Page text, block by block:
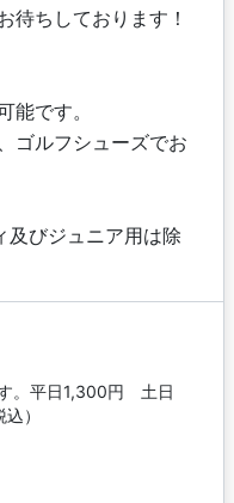
待ちしております！
能です。
ゴルフシューズでお
及びジュニア用は除
。平日1,300円 土日
）